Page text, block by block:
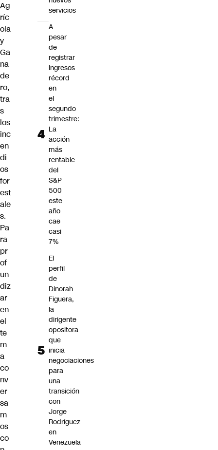
Ag
ríc
ola
y
Ga
na
de
ro,
tra
s
los
inc
en
di
os
for
est
ale
s.
Pa
ra
pr
of
un
diz
ar
en
el
te
m
a
co
nv
er
sa
m
os
co
servicios
A
pesar
de
registrar
ingresos
récord
en
el
segundo
trimestre:
La
acción
más
rentable
del
S&P
500
este
año
cae
casi
7%
El
perfil
de
Dinorah
Figuera,
la
dirigente
opositora
que
inicia
negociaciones
para
una
transición
con
Jorge
Rodríguez
en
Venezuela